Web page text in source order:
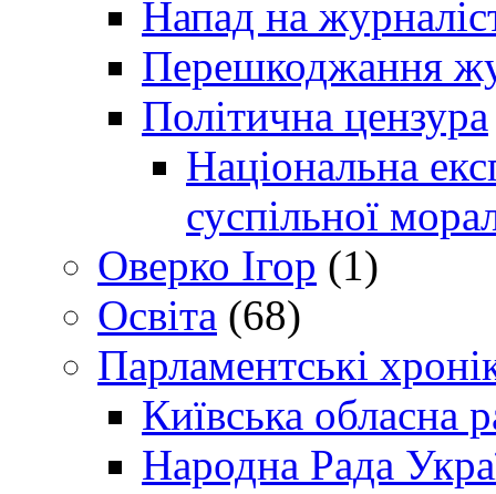
Напад на
Перешкоджання
Політична цензура
Національна
суспільної
Оверко Ігор (1)
Освіта (68)
Парламентські
Київська обласна
Народна Рада